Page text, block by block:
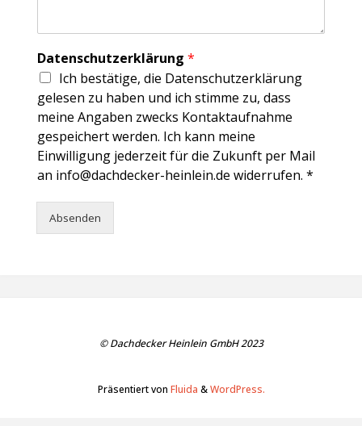
Datenschutzerklärung *
Ich bestätige, die Datenschutzerklärung
gelesen zu haben und ich stimme zu, dass
meine Angaben zwecks Kontaktaufnahme
gespeichert werden. Ich kann meine
Einwilligung jederzeit für die Zukunft per Mail
an info@dachdecker-heinlein.de widerrufen. *
Absenden
© Dachdecker Heinlein GmbH 2023
Präsentiert von Fluida &WordPress.